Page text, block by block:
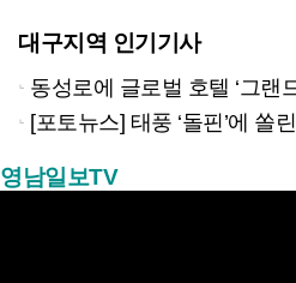
대구지역 인기기사
동성로에 글로벌 호텔 ‘그랜드 머큐어’
[포토뉴스] 태풍 ‘돌핀’에 쏠
영남일보TV